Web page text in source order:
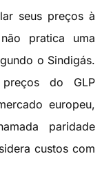
seus preços à
pratica uma
o Sindigás.
do GLP
europeu,
paridade
custos com